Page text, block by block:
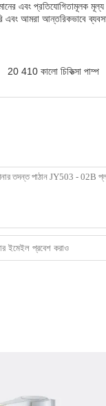
এবং প্রতিযোগিতামূলক মূল্য
এবং আমরা আন্তরিকভাবে
20 410 কালো চিকিত্সা পাম্প